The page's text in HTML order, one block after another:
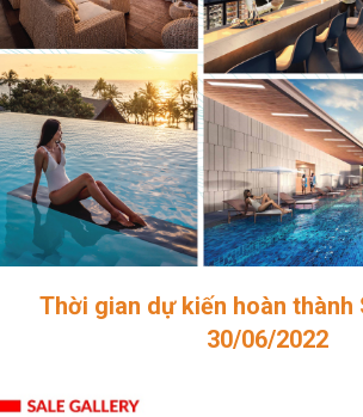
Thời gian dự kiến hoàn thành
30/06/2022